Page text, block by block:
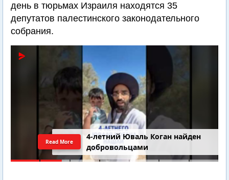
день в тюрьмах Израиля находятся 35
депутатов палестинского законодательного
собрания.
4-летний Юваль Коган найден
добровольцами
Read More